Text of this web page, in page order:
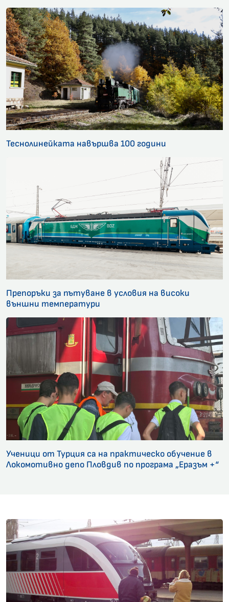
Теснолинейката навършва 100 години
Препоръки за пътуване в условия на високи
външни температури
Ученици от Турция са на практическо обучение в
Локомотивно депо Пловдив по програма „Еразъм +“